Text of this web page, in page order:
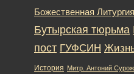
Божественная Литургия
Бутырская тюрьма
пост ГУФСИН
История Митр. Антоний